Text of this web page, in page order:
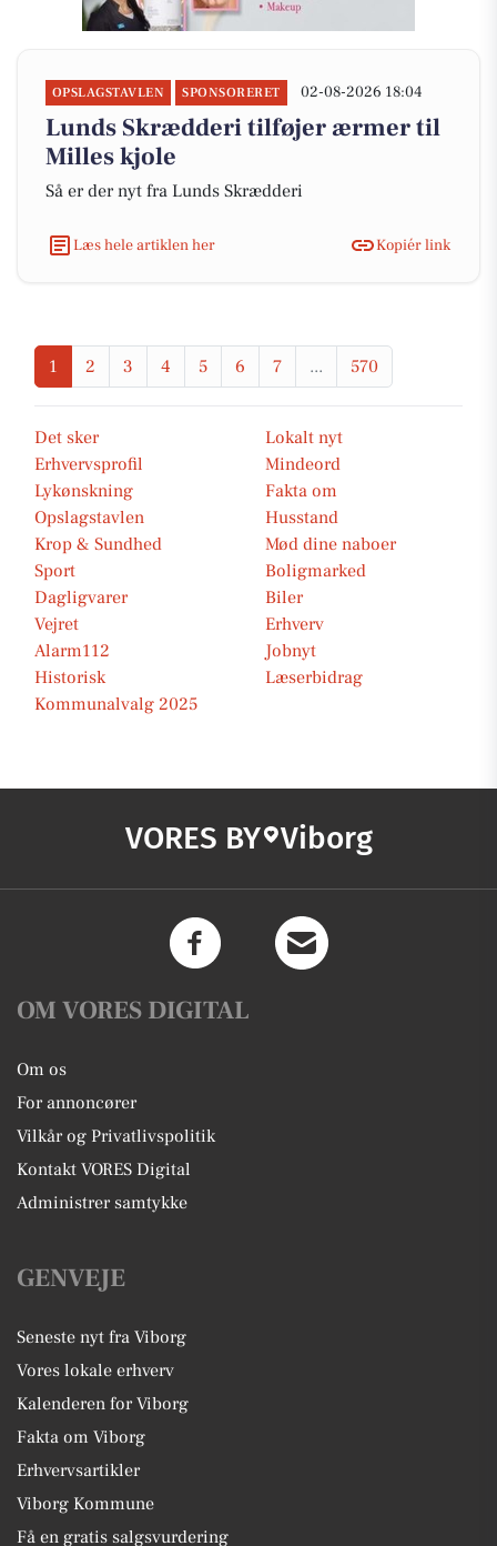
OPSLAGSTAVLEN SPONSORERET 02-08-2026 18:04
Lunds Skrædderi tilføjer ærmer til
Milles kjole
Så er der nyt fra Lunds Skrædderi
Læs hele artiklen her Kopiér link
1 2 3 4 5 6 7 ... 570
Det sker
Lokalt nyt
Erhvervsprofil
Mindeord
Lykønskning
Fakta om
Opslagstavlen
Husstand
Krop & Sundhed
Mød dine naboer
Sport
Boligmarked
Dagligvarer
Biler
Vejret
Erhverv
Alarm112
Jobnyt
Historisk
Læserbidrag
Kommunalvalg 2025
VORES BY Viborg
OM VORES DIGITAL
Om os
For annoncører
Vilkår og Privatlivspolitik
Kontakt VORES Digital
Administrer samtykke
GENVEJE
Seneste nyt fra Viborg
Vores lokale erhverv
Kalenderen for Viborg
Fakta om Viborg
Erhvervsartikler
Viborg Kommune
Få en gratis salgsvurdering